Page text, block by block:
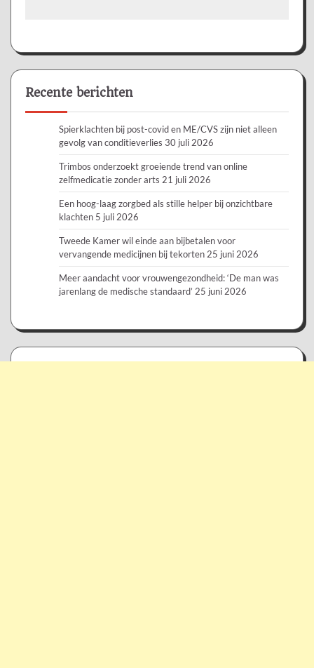
Recente berichten
Spierklachten bij post-covid en ME/CVS zijn niet alleen
gevolg van conditieverlies 30 juli 2026
Trimbos onderzoekt groeiende trend van online
zelfmedicatie zonder arts 21 juli 2026
Een hoog-laag zorgbed als stille helper bij onzichtbare
klachten 5 juli 2026
Tweede Kamer wil einde aan bijbetalen voor
vervangende medicijnen bij tekorten 25 juni 2026
Meer aandacht voor vrouwengezondheid: ‘De man was
jarenlang de medische standaard’ 25 juni 2026